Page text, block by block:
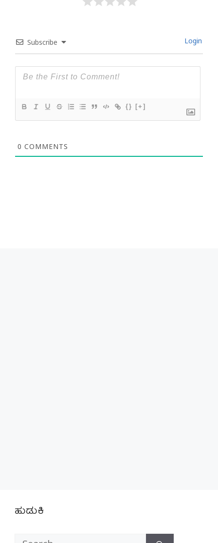
Subscribe Login
{} [+]
0 COMMENTS
ಹುಡುಕಿ
Search